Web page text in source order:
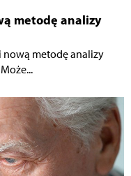
metodę analizy
nową metodę analizy